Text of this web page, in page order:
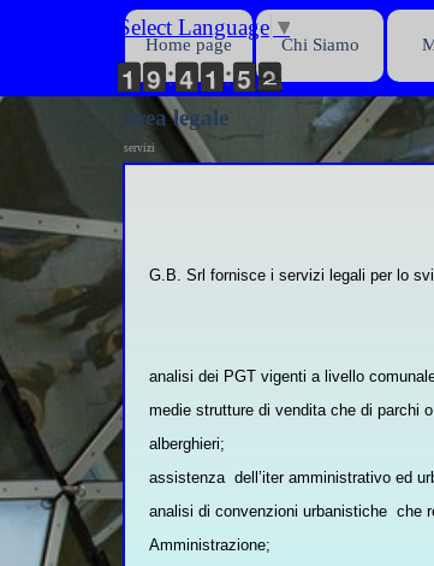
Home page Chi Siamo
Select Language ▼
1
1
1
1 8
8
9
9 3
3
4
4 1
1
1
1 4
5
5 2
3
3
area legale
servizi
G.B. Srl fornisce i servizi legali per lo
analisi dei PGT vigenti a livello
medie strutture di vendita che di parchi
alberghieri;
assistenza dell’iter amministrativo ed
analisi di convenzioni urbanistiche che
Amministrazione;